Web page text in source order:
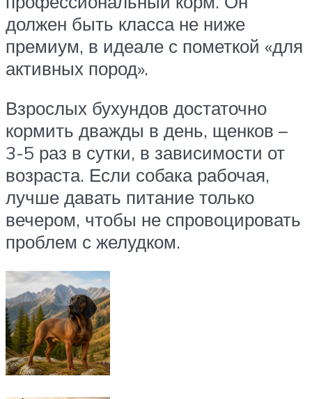
должен быть класса не ниже
премиум, в идеале с пометкой «для
активных пород».
Взрослых бухундов достаточно
кормить дважды в день, щенков –
3-5 раз в сутки, в зависимости от
возраста. Если собака рабочая,
лучше давать питание только
вечером, чтобы не спровоцировать
проблем с желудком.